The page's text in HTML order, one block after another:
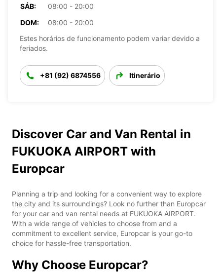
SÁB:
08:00 - 20:00
DOM:
08:00 - 20:00
Estes horários de funcionamento podem variar devido a
feriados.
+81 (92) 6874556 Itinerário
Discover Car and Van Rental in
FUKUOKA AIRPORT with
Europcar
Planning a trip and looking for a convenient way to explore
the city and its surroundings? Look no further than Europcar
for your car and van rental needs at FUKUOKA AIRPORT.
With a wide range of vehicles to choose from and a
commitment to excellent service, Europcar is your go-to
choice for hassle-free transportation.
Why Choose Europcar?